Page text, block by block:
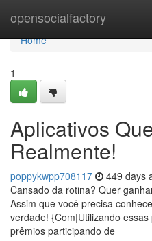
opensocialfactory
Home
Home
1
Aplicativos
Realmente!
poppykwpp708117 449 days
Cansado da rotina? Quer
Assim que você precisa
verdade! {Com|Utilizando
prêmios participando de